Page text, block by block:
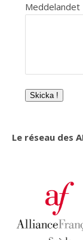
Meddelandet
Skicka !
Le réseau des